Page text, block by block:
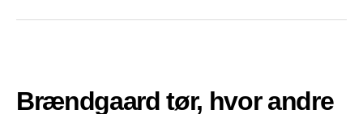
Brændgaard tør, hvor andre